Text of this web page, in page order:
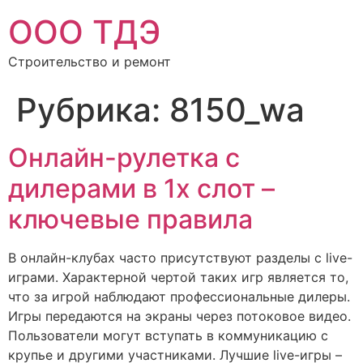
ООО ТДЭ
Строительство и ремонт
Рубрика: 8150_wa
Онлайн-рулетка с
дилерами в 1х слот –
ключевые правила
В онлайн-клубах часто присутствуют разделы с live-
играми. Характерной чертой таких игр является то,
что за игрой наблюдают профессиональные дилеры.
Игры передаются на экраны через потоковое видео.
Пользователи могут вступать в коммуникацию с
крупье и другими участниками. Лучшие live-игры –